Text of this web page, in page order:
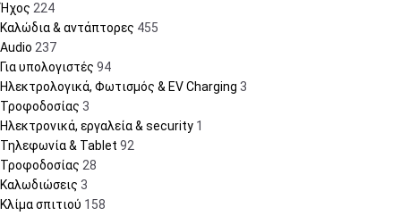
Ήχος 224
Καλώδια & αντάπτορες 455
Audio 237
Για υπολογιστές 94
Ηλεκτρολογικά, Φωτισμός & EV Charging 3
Τροφοδοσίας 3
Ηλεκτρονικά, εργαλεία & security 1
Τηλεφωνία & Tablet 92
Τροφοδοσίας 28
Καλωδιώσεις 3
Κλίμα σπιτιού 158